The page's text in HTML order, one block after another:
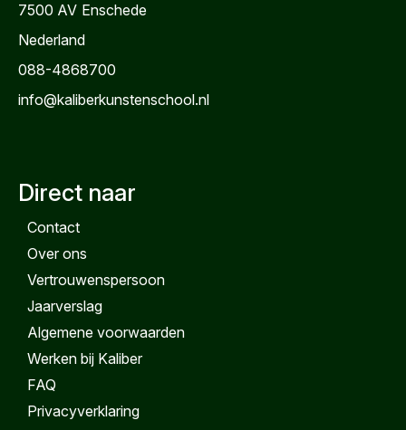
7500 AV Enschede
Nederland
088-4868700
info@kaliberkunstenschool.nl
Direct naar
Contact
Over ons
Vertrouwenspersoon
Jaarverslag
Algemene voorwaarden
Werken bij Kaliber
FAQ
Privacyverklaring